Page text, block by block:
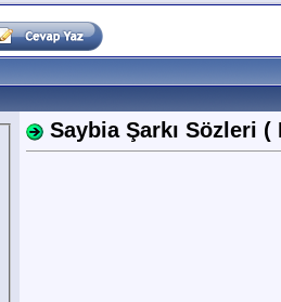
Saybia Şarkı Sözleri (